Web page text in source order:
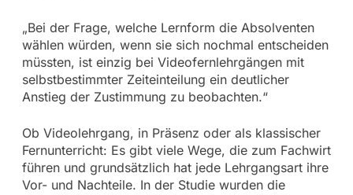
„Bei der Frage, welche Lernform die Absolventen
wählen würden, wenn sie sich nochmal entscheiden
müssten, ist einzig bei Videofernlehrgängen mit
selbstbestimmter Zeiteinteilung ein deutlicher
Anstieg der Zustimmung zu beobachten.“
Ob Videolehrgang, in Präsenz oder als klassischer
Fernunterricht: Es gibt viele Wege, die zum Fachwirt
führen und grundsätzlich hat jede Lehrgangsart ihre
Vor- und Nachteile. In der Studie wurden die